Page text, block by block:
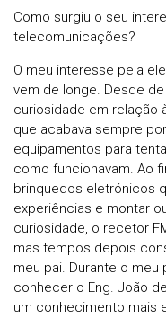
Como surgiu o seu
telecomunicações?
O meu interesse pela
vem de longe. Desde
curiosidade em relação
que acabava sempre
equipamentos para
como funcionavam. Ao
brinquedos eletrónicos
experiências e montar
curiosidade, o recetor
mas tempos depois
meu pai. Durante o
conhecer o Eng. João
um conhecimento mais